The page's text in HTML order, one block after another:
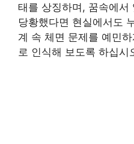
태를 상징하며, 꿈속에서
당황했다면 현실에서도
계 속 체면 문제를 예민
로 인식해 보도록 하십시